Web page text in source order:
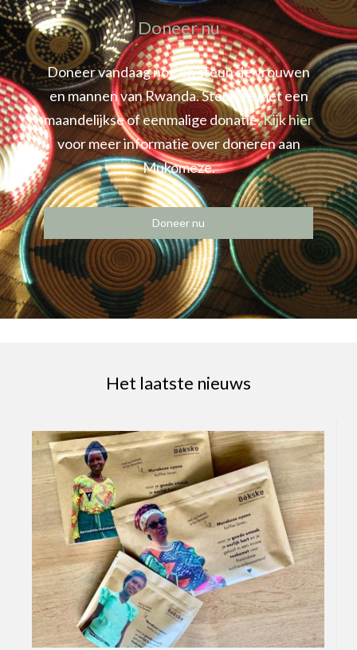
Doneer nu
Doneer vandaag nog en steun de vrouwen
en mannen van Rwanda. Steun ze met een
maandelijkse of eenmalige donatie.Kijk hier
voor meer informatie over doneren aan
Mukomeze.
Doneer nu
Het laatste nieuws